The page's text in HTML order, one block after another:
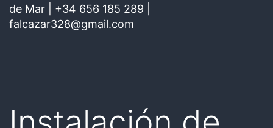
de Mar | +34 656 185 289 |
falcazar328@gmail.com